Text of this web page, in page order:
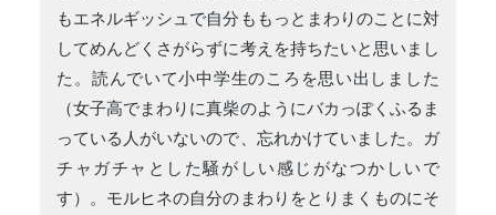
もエネルギッシュで自分ももっとまわりのことに対
してめんどくさがらずに考えを持ちたいと思いまし
た。読んでいて小中学生のころを思い出しました
（女子高でまわりに真柴のようにバカっぽくふるま
っている人がいないので、忘れかけていました。ガ
チャガチャとした騒がしい感じがなつかしいで
す）。モルヒネの自分のまわりをとりまくものにそ